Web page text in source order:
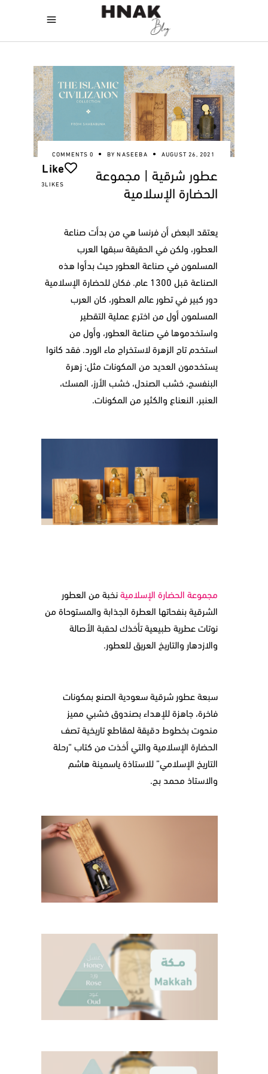
AUGUST 26, 2021
BYNASEEBA
0 COMMENTS
Like
3LIKES
عطور شرقية | مجموعة
الحضارة الإسلامية
يعتقد البعض أن فرنسا هي من بدأت صناعة
العطور، ولكن في الحقيقة سبقها العرب
المسلمون في صناعة العطور حيث بدأوا هذه
الصناعة قبل 1300 عام. فكان للحضارة الإسلامية
دور كبير في تطور عالم العطور، كان العرب
المسلمون أول من اخترع عملية التقطير
واستخدموها في صناعة العطور، وأول من
استخدم تاج الزهرة لاستخراج ماء الورد. فقد كانوا
يستخدمون العديد من المكونات مثل: زهرة
البنفسج، خشب الصندل، خشب الأرز، المسك،
العنبر، النعناع والكثير من المكونات.
مجموعة الحضارة الإسلاميةنخبة من العطور
الشرقية بنفحاتها العطرة الجذابة والمستوحاة من
نوتات عطرية طبيعية تأخذك لحقبة الأصالة
والازدهار والتاريخ العريق للعطور.
سبعة عطور شرقية سعودية الصنع بمكونات
فاخرة، جاهزة للإهداء بصندوق خشبي مميز
منحوت بخطوط دقيقة لمقاطع تاريخية تصف
الحضارة الإسلامية والتي أخذت من كتاب “رحلة
التاريخ الإسلامي” للاستاذة ياسمينة هاشم
والاستاذ محمد بج.